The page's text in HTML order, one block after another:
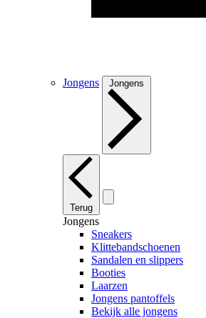
Jongens Jongens
Terug
Jongens
Sneakers
Klittebandschoenen
Sandalen en slippers
Booties
Laarzen
Jongens pantoffels
Bekijk alle jongens